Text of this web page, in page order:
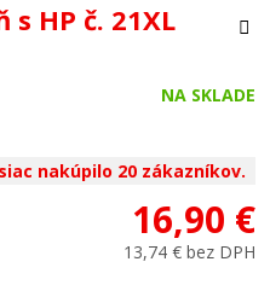
HP č. 21XL
NA SKLADE
nakúpilo 20 zákazníkov.
16,90 €
13,74 € bez DPH